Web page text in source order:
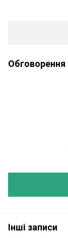
Обговорення
Інші записи